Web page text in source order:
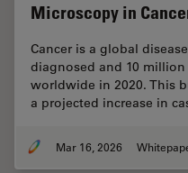
Microscopy in
Cancer is a global
diagnosed and 10
worldwide in 2020. This
a projected increase in
Mar 16, 2026